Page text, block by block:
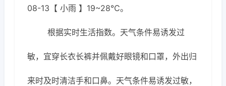
08-13【 小雨 】19~28℃。
根据实时生活指数。天气条件易诱发过
敏，宜穿长衣长裤并佩戴好眼镜和口罩，外出归
来时及时清洁手和口鼻。天气条件易诱发过敏，